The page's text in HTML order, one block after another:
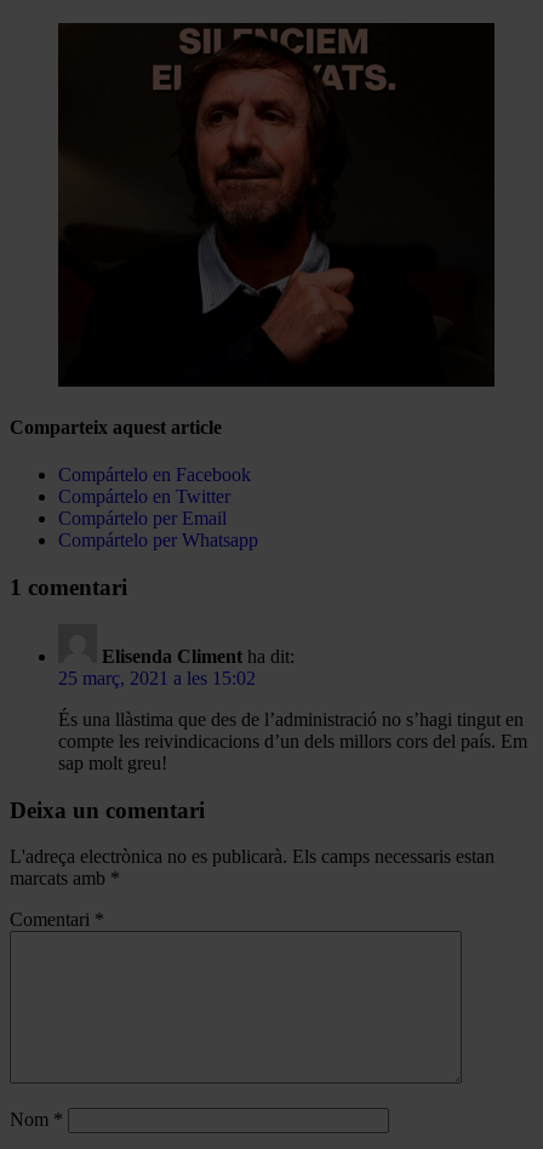
Comparteix aquest article
Compártelo en Facebook
Compártelo en Twitter
Compártelo per Email
Compártelo per Whatsapp
1 comentari
Elisenda Climent ha dit:
25 març, 2021 a les 15:02
És una llàstima que des de l’administració no s’hagi tingut en
compte les reivindicacions d’un dels millors cors del país. Em
sap molt greu!
Deixa un comentari
L'adreça electrònica no es publicarà. Els camps necessaris estan
marcats amb *
Comentari *
Nom *